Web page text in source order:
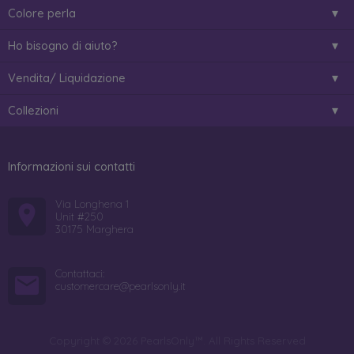
Colore perla
Ho bisogno di aiuto?
Vendita/ Liquidazione
Collezioni
Informazioni sui contatti
Via Longhena 1
Unit #250
30175 Marghera
Contattaci:
customercare@pearlsonly.it